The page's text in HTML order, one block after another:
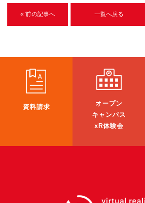
イベント
ブログ
企業向け
《3DGS》
3DGSスキャンサービス
« 前の記事へ 一覧へ戻る
資料請求
オープン
キャンパス
xR体験会